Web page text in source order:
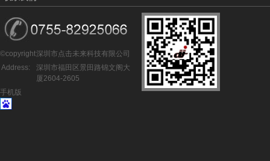
©copyright深圳市点击未来科技有限公司
Address:
深圳市福田区景田路锦文阁大
厦2604-2605
手机版